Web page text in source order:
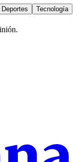
Deportes
Tecnología
.